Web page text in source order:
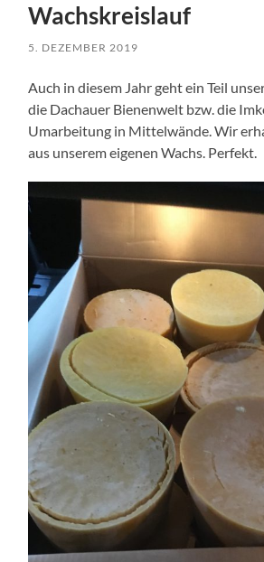
Wachskreislauf
5. DEZEMBER 2019
Auch in diesem Jahr geht ein Teil
die Dachauer Bienenwelt bzw. die
Umarbeitung in Mittelwände. Wir
aus unserem eigenen Wachs. Perfekt.